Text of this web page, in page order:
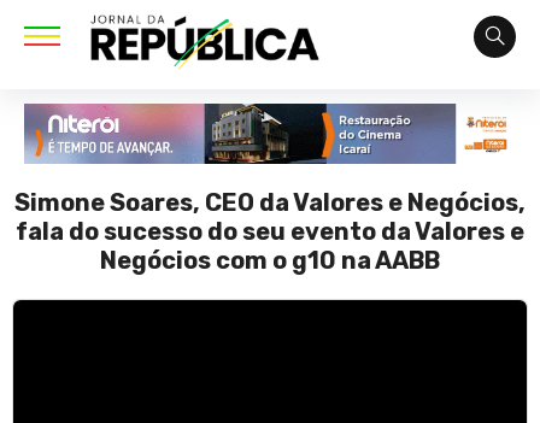
Simone Soares, CEO da Valores e Negócios,
fala do sucesso do seu evento da Valores e
Negócios com o g10 na AABB